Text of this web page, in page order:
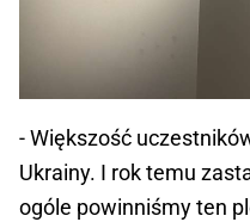
- Większość
Ukrainy. I rok temu
ogóle powinniśmy ten